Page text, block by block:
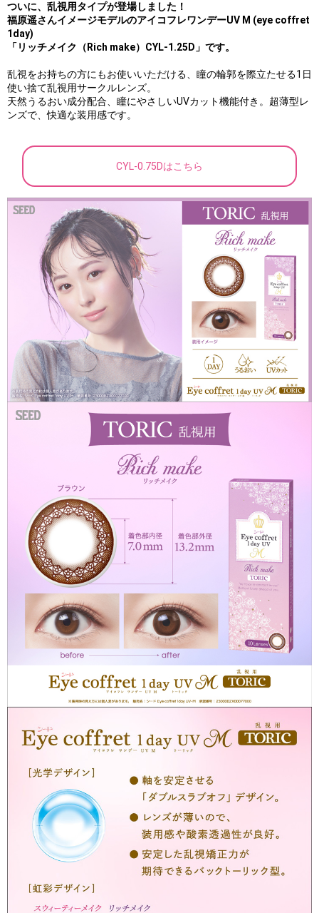
ついに、乱視用タイプが登場しました！
福原遥さんイメージモデルのアイコフレワンデーUV M (eye coffret
1day)
「リッチメイク（Rich make）CYL-1.25D」です。
乱視をお持ちの方にもお使いいただける、瞳の輪郭を際立たせる1日
使い捨て乱視用サークルレンズ。
天然うるおい成分配合、瞳にやさしいUVカット機能付き。超薄型レ
ンズで、快適な装用感です。
CYL-0.75Dはこちら